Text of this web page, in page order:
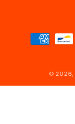
Payment
methods
© 2026,